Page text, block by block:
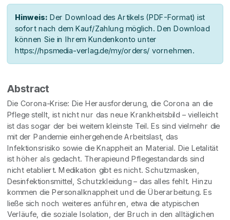
Hinweis: Der Download des Artikels (PDF-Format) ist
sofort nach dem Kauf/Zahlung möglich. Den Download
können Sie in Ihrem Kundenkonto unter
https://hpsmedia-verlag.de/my/orders/ vornehmen.
Abstract
Die Corona-Krise: Die Herausforderung, die Corona an die
Pflege stellt, ist nicht nur das neue Krankheitsbild – vielleicht
ist das sogar der bei weitem kleinste Teil. Es sind vielmehr die
mit der Pandemie einhergehende Arbeitslast, das
Infektionsrisiko sowie die Knappheit an Material. Die Letalität
ist höher als gedacht. Therapieund Pflegestandards sind
nicht etabliert. Medikation gibt es nicht. Schutzmasken,
Desinfektionsmittel, Schutzkleidung – das alles fehlt. Hinzu
kommen die Personalknappheit und die Überarbeitung. Es
ließe sich noch weiteres anführen, etwa die atypischen
Verläufe, die soziale Isolation, der Bruch in den alltäglichen